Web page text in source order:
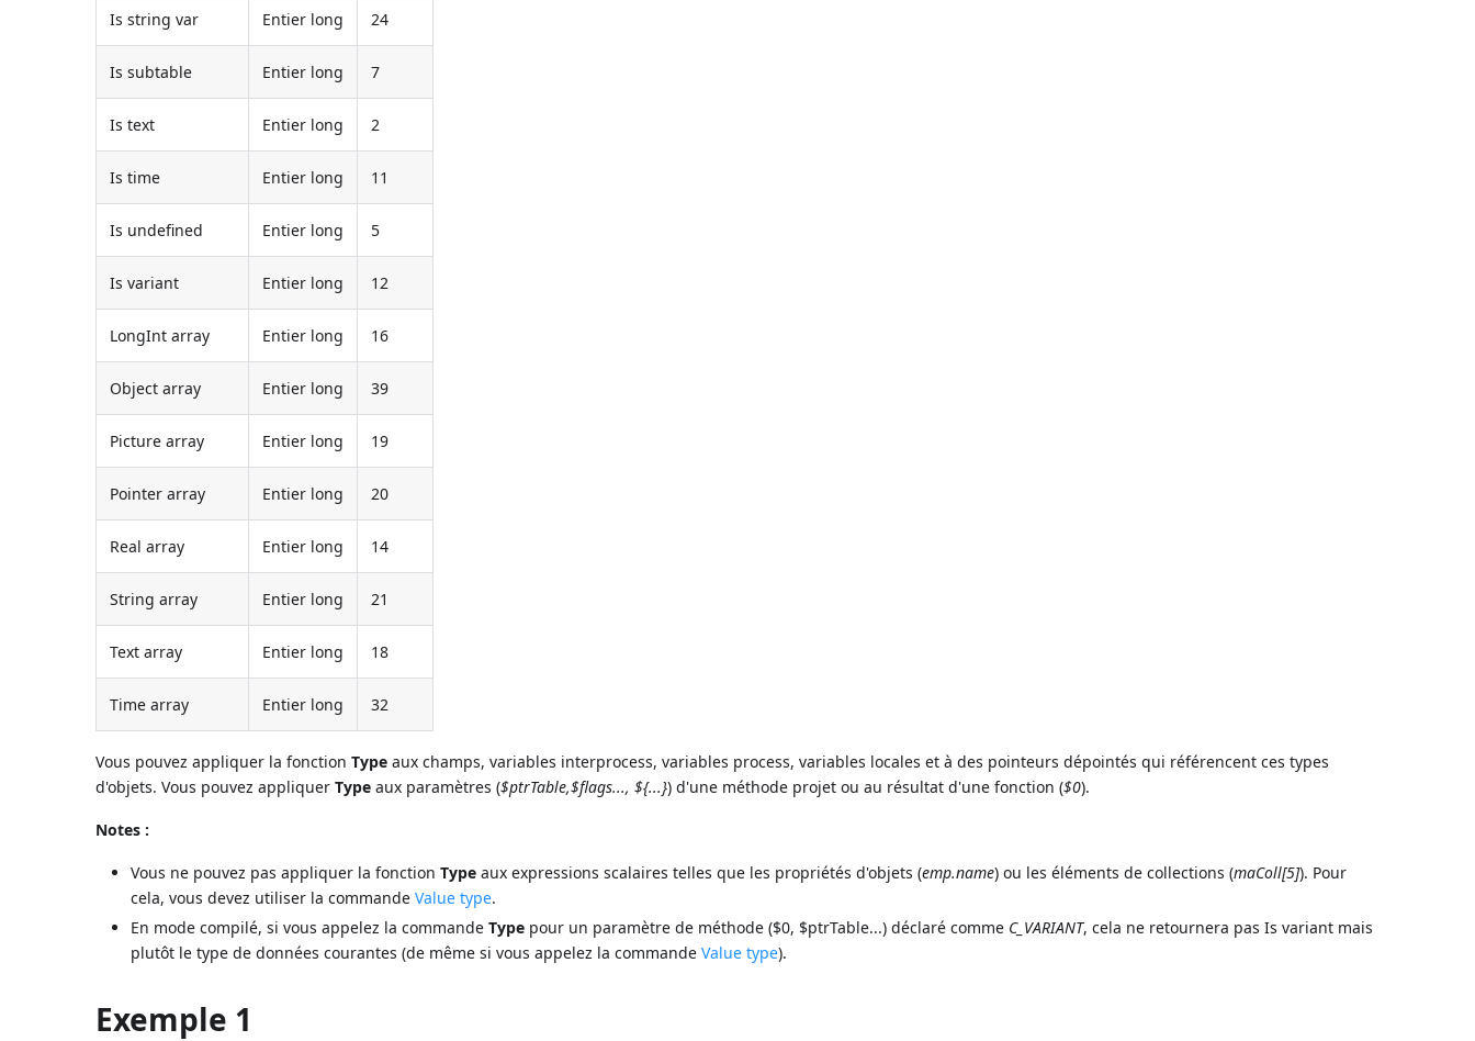
Is string var Entier long 24
Is subtable Entier long 7
Is text Entier long 2
Is time Entier long 11
Is undefined Entier long 5
Is variant Entier long 12
LongInt array Entier long 16
Object array Entier long 39
Picture array Entier long 19
Pointer array Entier long 20
Real array Entier long 14
String array Entier long 21
Text array Entier long 18
Time array Entier long 32
Vous pouvez appliquer la fonctionType aux champs, variables interprocess, variables process, variables locales et à des pointeurs dépointés qui référencent ces types
d'objets. Vous pouvez appliquerType aux paramètres ($ptrTable,$flags..., ${...}) d'une méthode projet ou au résultat d'une fonction ($0).
Notes :
Vous ne pouvez pas appliquer la fonctionType aux expressions scalaires telles que les propriétés d'objets (emp.name) ou les éléments de collections (maColl[5]). Pour
cela, vous devez utiliser la commandeValue type.
En mode compilé, si vous appelez la commandeType pour un paramètre de méthode ($0, $ptrTable...) déclaré comme C_VARIANT, cela ne retournera pas Is variant mais
plutôt le type de données courantes (de même si vous appelez la commandeValue type).
Exemple 1